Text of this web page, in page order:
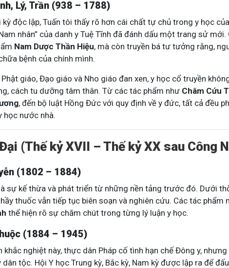
Lý, Trần (938 – 1788)
độc lập, Tuấn tôi thấy rõ hơn cái chất tự chủ trong y học
nhân” của danh y Tuệ Tĩnh đã đánh dấu một trang sử
Nam Dược Thần Hiệu, mà còn truyền bá tư tưởng rằng,
bệnh của chính mình.
giáo, Đạo giáo và Nho giáo đan xen, y học cổ truyền
cách tu dưỡng tâm thân. Từ các tác phẩm như Châm Cứu
, đến bộ luật Hồng Đức với quy định về y đức, tất cả đều
học nước nhà.
(Thế kỷ XVII – Thế kỷ XX sau Công
(1802 – 1884)
sự kế thừa và phát triển từ những nền tảng trước đó. Dưới
thuốc vẫn tiếp tục biên soạn và nghiên cứu. Các tác phẩm
thể hiện rõ sự chăm chút trong từng lý luận y học.
(1884 – 1945)
khắc nghiệt này, thực dân Pháp cố tình hạn chế Đông y,
tộc. Hội Y học Trung kỳ, Bắc kỳ, Nam kỳ được lập ra để
Mề Đay Đỗ Minh - Đánh Bay Mẩn Ngứa
4,2Kthành viên
Mề đay, mẩn ngứa gây khó chịu và ảnh hưởng sinh hoạt.
Đây là nơi tôi chia sẻ cách giảm ngứa, làm dịu da và
ngừa tái phát
Tham gia nhóm
95,5kthành viên
Góc nhỏ tôi chia sẻ
tất tần tật kiến
thân theo YHCT.